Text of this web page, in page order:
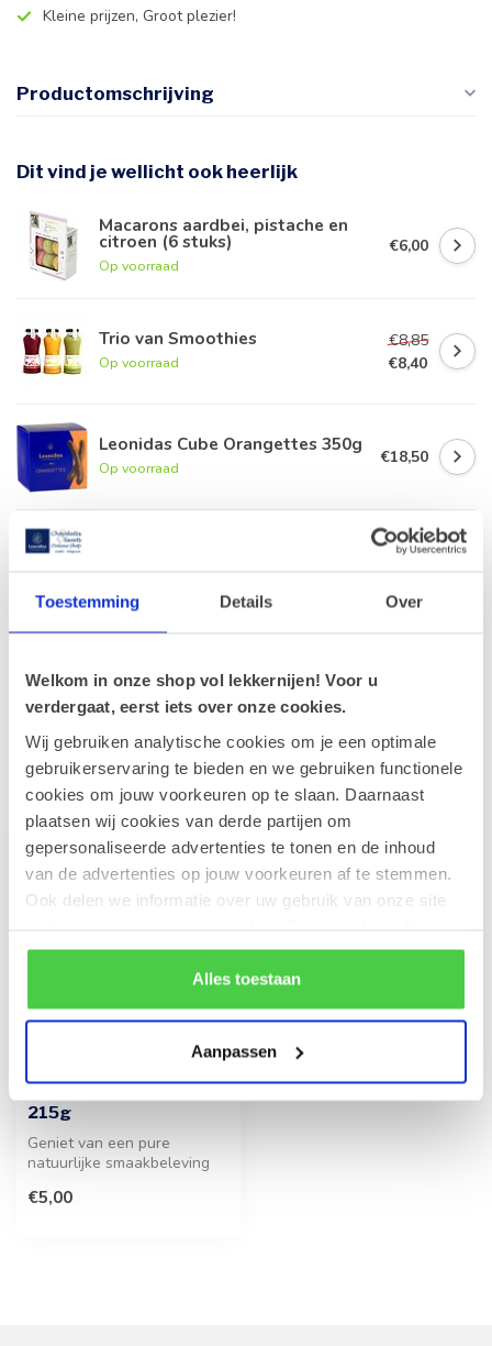
Toestemming Details Over
Welkom in onze shop vol lekkernijen! Voor u
verdergaat, eerst iets over onze cookies.
Wij gebruiken analytische cookies om je een optimale
gebruikerservaring te bieden en we gebruiken functionele
cookies om jouw voorkeuren op te slaan. Daarnaast
plaatsen wij cookies van derde partijen om
gepersonaliseerde advertenties te tonen en de inhoud
van de advertenties op jouw voorkeuren af te stemmen.
Ook delen we informatie over uw gebruik van onze site
rekening mee dat als je bepaalde cookies blokkeert, het
de correcte werking van de website kan verstoren.
Alles toestaan
Aanpassen
Kleine prijzen, Groot plezier!
Productomschrijving
Dit vind je wellicht ook heerlijk
Macarons aardbei, pistache en
citroen (6 stuks)
Op voorraad
€6,00
Trio van Smoothies
Op voorraad
€8,85
€8,40
Leonidas Cube Orangettes 350g
Op voorraad
€18,50
€3,90
Op voorraad
Recent bekeken
VANDERERFVEN
215g
Geniet van een pure
natuurlijke smaakbeleving
sinaasappelconfi...
€5,00